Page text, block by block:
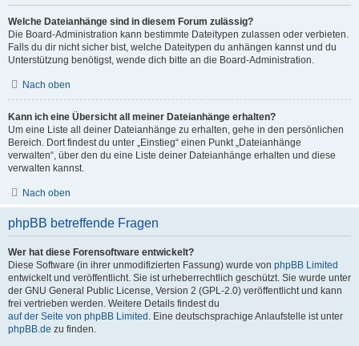
Welche Dateianhänge sind in diesem Forum zulässig?
Die Board-Administration kann bestimmte Dateitypen zulassen oder verbieten.
Falls du dir nicht sicher bist, welche Dateitypen du anhängen kannst und du
Unterstützung benötigst, wende dich bitte an die Board-Administration.
Nach oben
Kann ich eine Übersicht all meiner Dateianhänge erhalten?
Um eine Liste all deiner Dateianhänge zu erhalten, gehe in den persönlichen
Bereich. Dort findest du unter „Einstieg“ einen Punkt „Dateianhänge
verwalten“, über den du eine Liste deiner Dateianhänge erhalten und diese
verwalten kannst.
Nach oben
phpBB betreffende Fragen
Wer hat diese Forensoftware entwickelt?
Diese Software (in ihrer unmodifizierten Fassung) wurde von phpBB Limited
entwickelt und veröffentlicht. Sie ist urheberrechtlich geschützt. Sie wurde unter
der GNU General Public License, Version 2 (GPL-2.0) veröffentlicht und kann
frei vertrieben werden. Weitere Details findest du
auf der Seite von phpBB Limited . Eine deutschsprachige Anlaufstelle ist unter
phpBB.de zu finden.